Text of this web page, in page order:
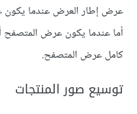
كامل عرض المتصفح.
توسيع صور المنتجات